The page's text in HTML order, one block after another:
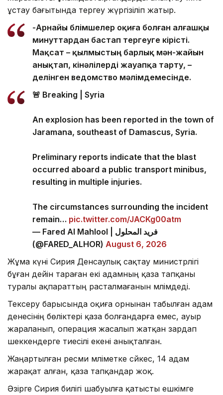
ұстау бағытында тергеу жүргізіліп жатыр.
-Арнайы бөлімшелер оқиға болған алғашқы
минуттардан бастап тергеуге кірісті.
Мақсат – қылмыстың барлық мән-жайын
анықтап, кінәлілерді жауапқа тарту, –
делінген ведомство мәлімдемесінде.
🚨 Breaking | Syria
An explosion has been reported in the town of
Jaramana, southeast of Damascus, Syria.
Preliminary reports indicate that the blast
occurred aboard a public transport minibus,
resulting in multiple injuries.
The circumstances surrounding the incident
remain… pic.twitter.com/JACKg00atm
— Fared Al Mahlool | فريد المحلول
(@FARED_ALHOR) August 6, 2026
Жұма күні Сирия Денсаулық сақтау министрлігі
бұған дейін тараған екі адамның қаза тапқаны
туралы ақпараттың расталмағанын мәлімдеді.
Тексеру барысында оқиға орнынан табылған адам
денесінің бөліктері қаза болғандарға емес, ауыр
жараланып, операция жасалып жатқан зардап
шеккендерге тиесілі екені анықталған.
Жаңартылған ресми мәліметке сәйкес, 14 адам
жарақат алған, қаза тапқандар жоқ.
Әзірге Сирия билігі шабуылға қатысты ешкімге